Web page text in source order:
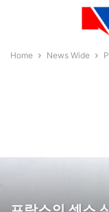
Home News Wide